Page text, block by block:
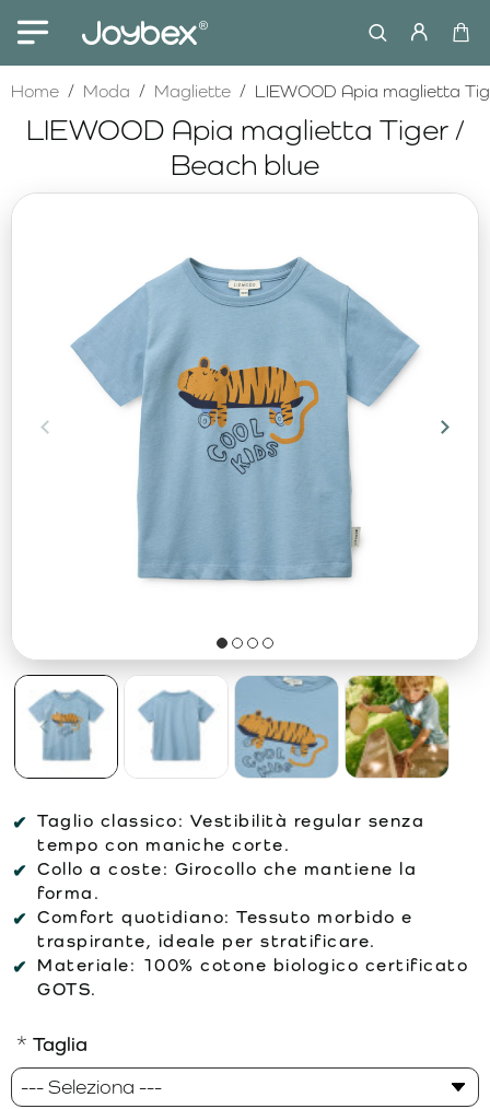
LIEWOOD Apia maglietta Tiger /
Beach blue
HomehomeModa Magliette LIEWOOD Apia maglietta
Taglio classico: Vestibilità regular senza
tempo con maniche corte.
Collo a coste: Girocollo che mantiene la
forma.
Comfort quotidiano: Tessuto morbido e
traspirante, ideale per stratificare.
Materiale: 100% cotone biologico certificato
GOTS.
Taglia